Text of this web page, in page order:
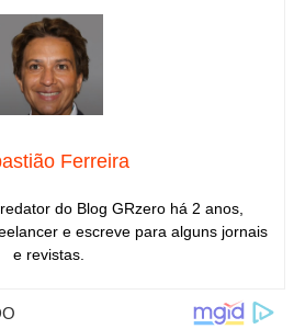
Ferreira
do Blog GRzero há 2 anos,
e escreve para alguns jornais
e revistas.